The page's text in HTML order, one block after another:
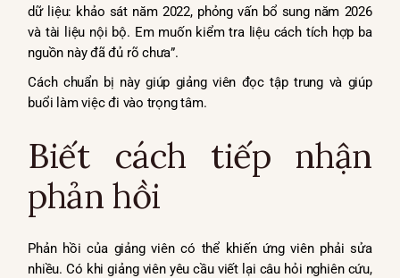
dữ liệu: khảo sát năm 2022, phỏng vấn bổ sung năm 2026
và tài liệu nội bộ. Em muốn kiểm tra liệu cách tích hợp ba
nguồn này đã đủ rõ chưa”.
Cách chuẩn bị này giúp giảng viên đọc tập trung và giúp
buổi làm việc đi vào trọng tâm.
Biết cách tiếp nhận
phản hồi
Phản hồi của giảng viên có thể khiến ứng viên phải sửa
nhiều. Có khi giảng viên yêu cầu viết lại câu hỏi nghiên cứu,